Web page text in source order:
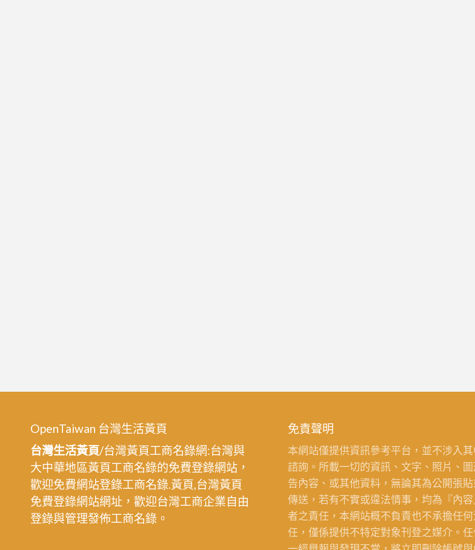
OpenTaiwan 台灣生活黃頁
台灣生活黃頁/台灣黃頁工商名錄網:台灣與
大中華地區黃頁工商名錄的免費登錄網站，
歡迎免費網站登錄工商名錄.黃頁,台灣黃頁
免費登錄網站網址，歡迎台灣工商企業自由
登錄與管理發佈工商名錄。
免責聲明
本網站僅提供資訊參考平台，並不涉入
諮詢。所載一切的資訊、文字、照片、
告內容、或其他資料，無論其為公開張
傳送，若有不實或違法情事，均為『內
者之責任，本網站概不負責也不承擔任
任，僅係提供不特定對象刊登之媒介。